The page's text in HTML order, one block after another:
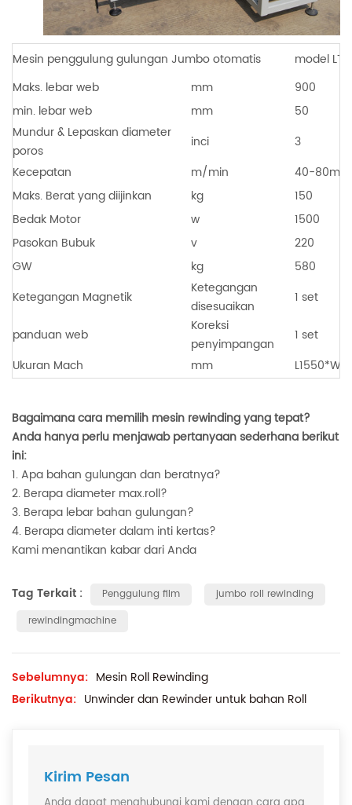
Mesin penggulung gulungan Jumbo otomatis
model
Maks. lebar web
mm
900
min. lebar web
mm
50
Mundur & Lepaskan diameter
poros
inci
3
Kecepatan
m/min
40-80m/
Maks. Berat yang diijinkan
kg
150
Bedak Motor
w
1500
Pasokan Bubuk
v
220
GW
kg
580
Ketegangan Magnetik
Ketegangan
disesuaikan
1 set
panduan web
Koreksi
penyimpangan
1 set
Ukuran Mach
mm
Bagaimana cara memilih mesin rewinding yang tepat?
Anda hanya perlu menjawab pertanyaan sederhana berikut
ini:
1. Apa bahan gulungan dan beratnya?
2. Berapa diameter max.roll?
3. Berapa lebar bahan gulungan?
4. Berapa diameter dalam inti kertas?
Kami menantikan kabar dari Anda
Tag Terkait : Penggulung film
jumbo roll rewinding
rewindingmachine
Sebelumnya: Mesin Roll Rewinding
Berikutnya: Unwinder dan Rewinder untuk bahan Roll
Kirim Pesan